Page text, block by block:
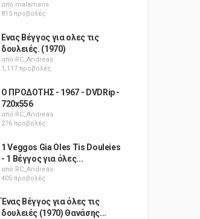
από malamaris
815 προβολές
Ενας Βέγγος για ολες τις
δουλειές. (1970)
από RC_Andreas
1,117 προβολές
Ο ΠΡΟΔΟΤΗΣ - 1967 - DVDRip -
720x556
από RC_Andreas
276 προβολές
1 Veggos Gia Oles Tis Douleies
- 1 Βέγγος για όλες...
από RC_Andreas
405 προβολές
Ένας Βέγγος για όλες τις
δουλειές (1970) Θανάσης...